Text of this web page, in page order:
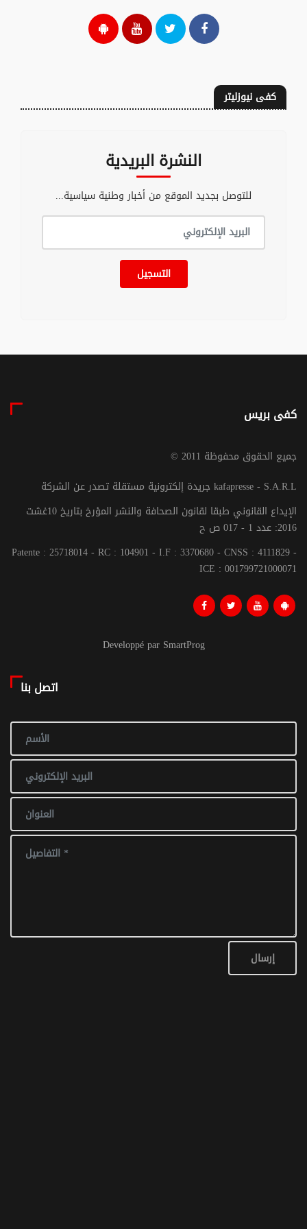
كفى نيوزليتر
النشرة البريدية
للتوصل بجديد الموقع من أخبار وطنية سياسية...
التسجيل
كفى بريس
© جميع الحقوق محفوظة 2011
جريدة إلكترونية مستقلة تصدر عن الشركة kafapresse - S.A.R.L
الإيداع القانوني طبقا لقانون الصحافة والنشر المؤرخ بتاريخ 10غشت
2016: عدد 1 - 017 ص ح
Patente : 25718014 - RC : 104901 - I.F : 3370680 - CNSS : 4111829 -
ICE : 001799721000071
Developpé par SmartProg
اتصل بنا